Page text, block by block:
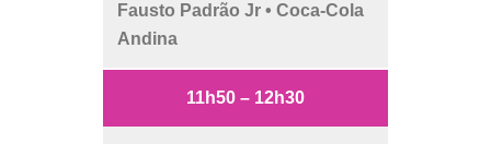
Fausto Padrão Jr • Coca-Cola
Andina
11h50 – 12h30